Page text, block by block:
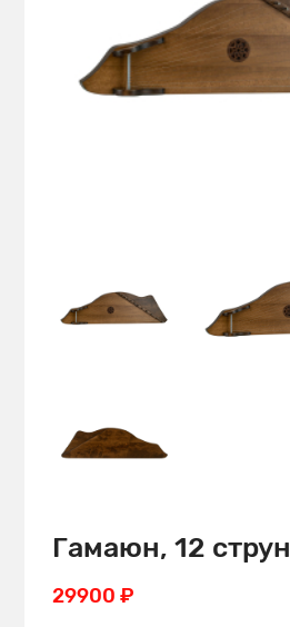
Гамаюн, 12 струн
29900 ₽